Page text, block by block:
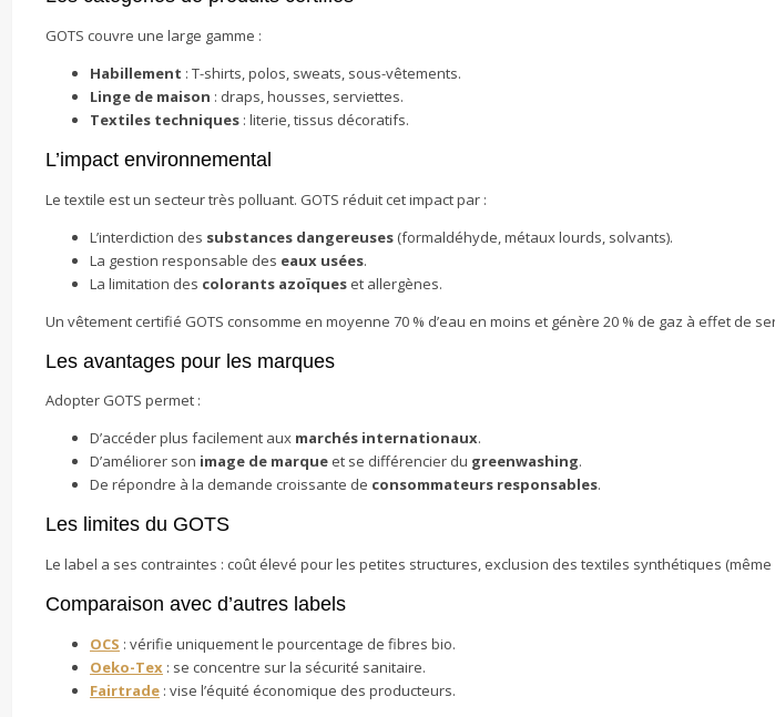
GOTS couvre une large gamme :
Habillement : T-shirts, polos, sweats, sous-vêtements.
Linge de maison : draps, housses, serviettes.
Textiles techniques : literie, tissus décoratifs.
L’impact environnemental
Le textile est un secteur très polluant. GOTS réduit cet impact par :
L’interdiction des substances dangereuses (formaldéhyde, métaux lourds, solvants).
La gestion responsable des eaux usées.
La limitation des colorants azoïques et allergènes.
Un vêtement certifié GOTS consomme en moyenne 70 % d’eau en moins et génère 20 % de gaz à effet de
Les avantages pour les marques
Adopter GOTS permet :
D’accéder plus facilement aux marchés internationaux.
D’améliorer son image de marque et se différencier du greenwashing.
De répondre à la demande croissante de consommateurs responsables.
Les limites du GOTS
Le label a ses contraintes : coût élevé pour les petites structures, exclusion des textiles synthétiques
Comparaison avec d’autres labels
OCS : vérifie uniquement le pourcentage de fibres bio.
Oeko-Tex : se concentre sur la sécurité sanitaire.
Fairtrade : vise l’équité économique des producteurs.